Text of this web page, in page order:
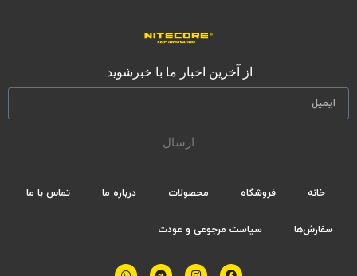
از آخرین اخبار ما با خبرشوید.
ارسال
خانه فروشگاه محصولات درباره ما تماس با ما
سفارش‌ها سیاست مرجوعی و عودت